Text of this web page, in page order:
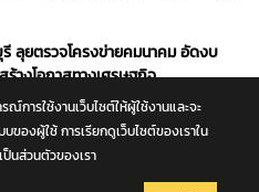
ลุยตรวจโครงข่ายคมนาคม อัดงบ
างโอกาสทางเศรษฐกิจ
ณ์การใช้งานเว็บไซต์ให้ผู้ใช้งานและจะ
ของผู้ใช้ การเรียกดูเว็บไซต์ของเราใน
นส่วนตัวของเรา